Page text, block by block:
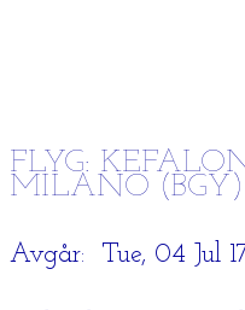
FLYG:
MILANO (BGY)
Avgår: Tue, 04 Jul